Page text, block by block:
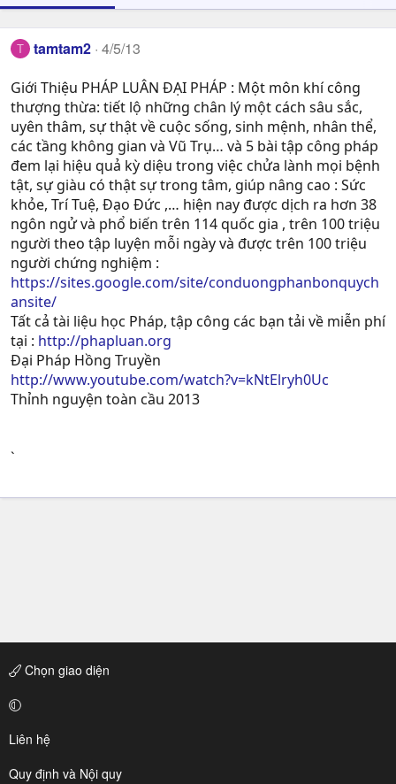
T tamtam2 4/5/13
Giới Thiệu PHÁP LUÂN ĐẠI PHÁP : Một môn khí công
thượng thừa: tiết lộ những chân lý một cách sâu sắc,
uyên thâm, sự thật về cuộc sống, sinh mệnh, nhân thể,
các tầng không gian và Vũ Trụ… và 5 bài tập công pháp
đem lại hiệu quả kỳ diệu trong việc chửa lành mọi bệnh
tật, sự giàu có thật sự trong tâm, giúp nâng cao : Sức
khỏe, Trí Tuệ, Ðạo Ðức ,… hiện nay được dịch ra hơn 38
ngôn ngử và phổ biến trên 114 quốc gia , trên 100 triệu
người theo tập luyện mỗi ngày và được trên 100 triệu
người chứng nghiệm :
https://sites.google.com/site/conduongphanbonquych
ansite/
Tất cả tài liệu học Pháp, tập công các bạn tải về miễn phí
tại : http://phapluan.org
Đại Pháp Hồng Truyền
http://www.youtube.com/watch?v=kNtElryh0Uc
Thỉnh nguyện toàn cầu 2013
`
Chọn giao diện
Liên hệ
Quy định và Nội quy